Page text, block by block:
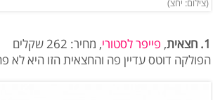
(צילום: יחצ)
1. חצאית , פייפר לסטורי, מחיר: 262 שקלים
הפולקה דוטס עדיין פה והחצאית הזו היא לא